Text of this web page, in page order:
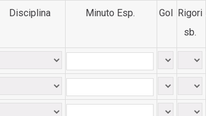
Disciplina Minuto Esp. Gol Rigori
sb.